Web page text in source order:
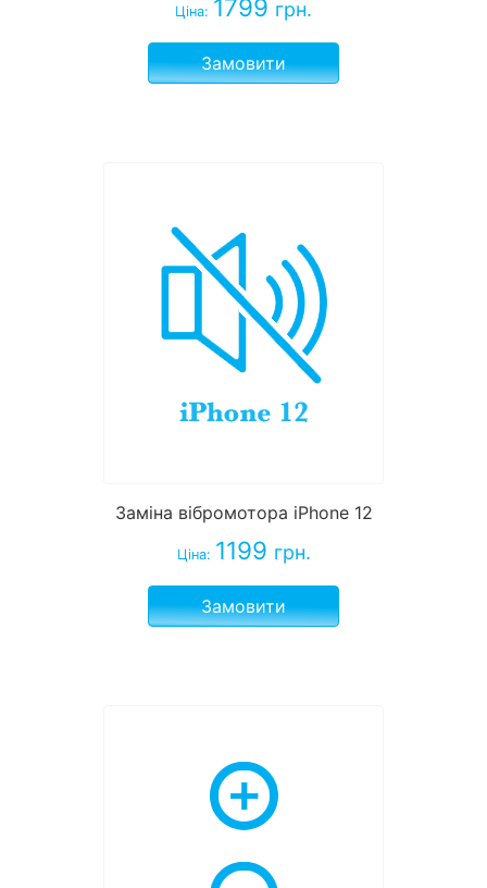
Ціна: 1799 грн.
Замовити
Заміна вібромотора iPhone 12
Ціна: 1199 грн.
Замовити